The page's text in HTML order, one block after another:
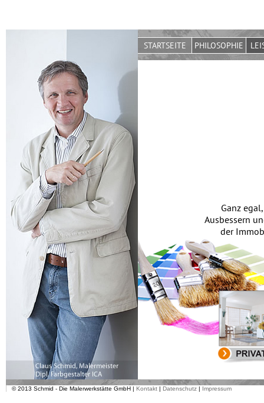
STARTSEITE PHILOSOPHIE
Ganz
Ausbessern
der
© 2013 Schmid - Die Malerwerkstätte GmbH | Kontakt | Datenschutz | Impressum